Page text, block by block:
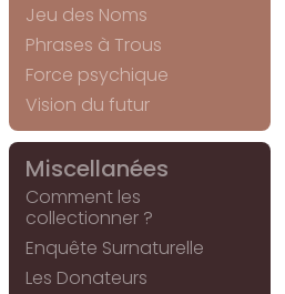
Jeu des Noms
Phrases à Trous
Force psychique
Vision du futur
Miscellanées
Comment les
collectionner ?
Enquête Surnaturelle
Les Donateurs